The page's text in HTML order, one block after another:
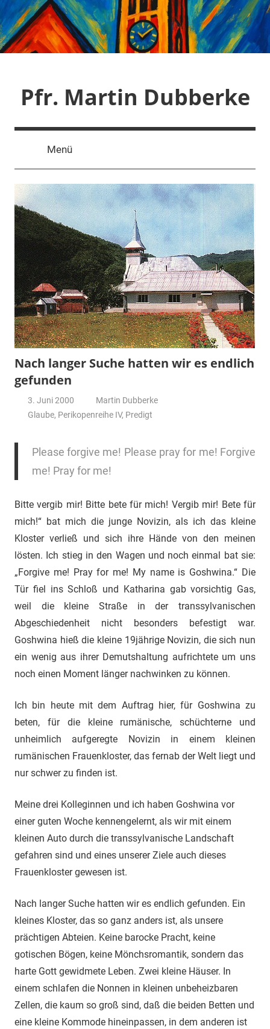
Zum
Inhalt
springen
Pfr. Martin Dubberke
Menü
Nach langer Suche hatten wir es endlich
gefunden
3. Juni 2000
Martin Dubberke
Glaube, Perikopenreihe IV, Predigt
Please forgive me! Please pray for me! Forgive
me! Pray for me!
Bitte vergib mir! Bitte bete für mich! Vergib mir! Bete für
mich!“ bat mich die junge Novizin, als ich das kleine
Kloster verließ und sich ihre Hände von den meinen
lösten. Ich stieg in den Wagen und noch einmal bat sie:
„Forgive me! Pray for me! My name is Goshwina.“ Die
Tür fiel ins Schloß und Katharina gab vorsichtig Gas,
weil die kleine Straße in der transsylvanischen
Abgeschiedenheit nicht besonders befestigt war.
Goshwina hieß die kleine 19jährige Novizin, die sich nun
ein wenig aus ihrer Demutshaltung aufrichtete um uns
noch einen Moment länger nachwinken zu können.
Ich bin heute mit dem Auftrag hier, für Goshwina zu
beten, für die kleine rumänische, schüchterne und
unheimlich aufgeregte Novizin in einem kleinen
rumänischen Frauenkloster, das fernab der Welt liegt und
nur schwer zu finden ist.
Meine drei Kolleginnen und ich haben Goshwina vor
einer guten Woche kennengelernt, als wir mit einem
kleinen Auto durch die transsylvanische Landschaft
gefahren sind und eines unserer Ziele auch dieses
Frauenkloster gewesen ist.
Nach langer Suche hatten wir es endlich gefunden. Ein
kleines Kloster, das so ganz anders ist, als unsere
prächtigen Abteien. Keine barocke Pracht, keine
gotischen Bögen, keine Mönchsromantik, sondern das
harte Gott gewidmete Leben. Zwei kleine Häuser. In
einem schlafen die Nonnen in kleinen unbeheizbaren
Zellen, die kaum so groß sind, daß die beiden Betten und
eine kleine Kommode hineinpassen, in dem anderen ist